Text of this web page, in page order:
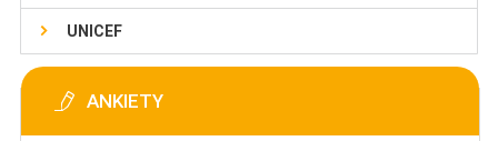
UNICEF
ANKIETY